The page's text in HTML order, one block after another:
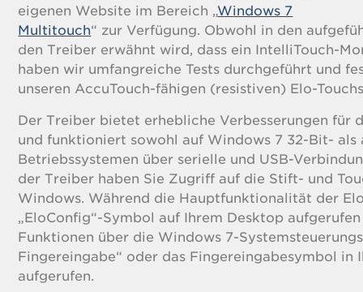
eigenen Website im Bereich „Windows 7
Multitouch“ zur Verfügung. Obwohl in den
den Treiber erwähnt wird, dass ein IntelliTouch-
haben wir umfangreiche Tests durchgeführt und
unseren AccuTouch-fähigen (resistiven) Elo-
Der Treiber bietet erhebliche Verbesserungen für
und funktioniert sowohl auf Windows 7 32-Bit- als
Betriebssystemen über serielle und USB-
der Treiber haben Sie Zugriff auf die Stift- und
Windows. Während die Hauptfunktionalität der
„EloConfig“-Symbol auf Ihrem Desktop
Funktionen über die Windows 7-
Fingereingabe“ oder das Fingereingabesymbol in
aufgerufen.